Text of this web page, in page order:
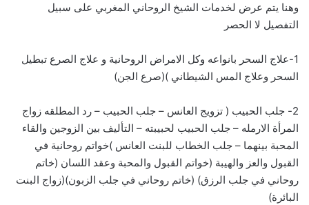
وهنا يتم عرض لخدمات الشيخ الروحاني المغربي على سبيل
التفصيل لا الحصر
1-علاج السحر بانواعه وكل الامراض الروحانية و علاج الصرع تبطيل
السحر وعلاج المس الشيطاني )(صرع الجن)
2- جلب الحبيب ( تزويج العانس – جلب الحبيب – رد المطلقه زواج
المرأة الارمله – جلب الحبيب لحبيبته – التأليف بين الزوجين والقاء
المحبة بينهما – جلب الخطاب للبنت العانس )خواتم روحانية في
القبول والعز والهيبة (خواتم القبول والمحبة وعقد اللسان (خاتم
روحاني في جلب الرزق) (خاتم روحاني في جلب الزبون)(زواج البنت
البائرة)